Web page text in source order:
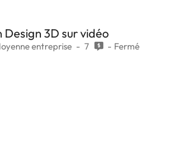
3D sur vidéo
entreprise 7 Fermé